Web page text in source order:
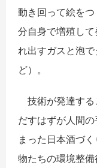
動き回って絵を
分自身で増殖し
れ出すガスと泡
ど）。
技術が発達する
だすはずが人間
まった日本酒づ
物たちの環境整